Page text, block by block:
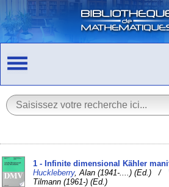
1 - Infinite dimensional Kähler
Huckleberry, Alan (1941-....) (Ed.) /
Tilmann (1961-) (Ed.)